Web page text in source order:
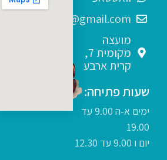
sfarim.k4@gmail.com
מועצה
מקומית 7,
קרית ארבע
שעות פתיחה:
ימים א-ה 9.00 עד
19.00
יום ו 9.00 עד 12.30